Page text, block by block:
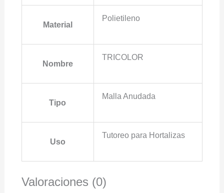
Material
Polietileno
Nombre
TRICOLOR
Tipo
Malla Anudada
Uso
Tutoreo para Hortalizas
Valoraciones (0)